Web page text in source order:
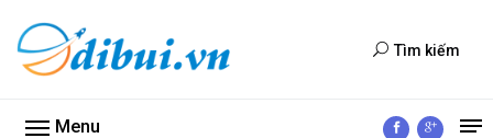
Tìm kiếm
Menu